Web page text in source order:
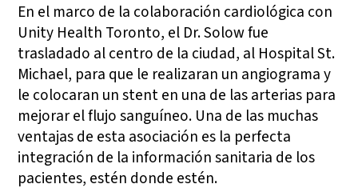
En el marco de la colaboración cardiológica con
Unity Health Toronto, el Dr. Solow fue
trasladado al centro de la ciudad, al Hospital St.
Michael, para que le realizaran un angiograma y
le colocaran un stent en una de las arterias para
mejorar el flujo sanguíneo. Una de las muchas
ventajas de esta asociación es la perfecta
integración de la información sanitaria de los
pacientes, estén donde estén.